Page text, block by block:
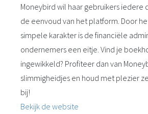
Moneybird wil haar gebruikers iedere
de eenvoud van het platform. Door
simpele karakter is de financiële
ondernemers een eitje. Vind je
ingewikkeld? Profiteer dan van
slimmigheidjes en houd met plezier
bij!
Bekijk de website